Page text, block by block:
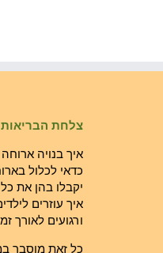
צלחת
איך בנויה
כדאי לכלול
יקבלו בהן את
איך עוזרים
ורגועים לאורך
כל זאת מוסבר